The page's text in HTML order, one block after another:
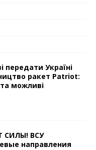
передати Україні
ракет Patriot:
можливі
СИЛЫ! ВСУ
направления